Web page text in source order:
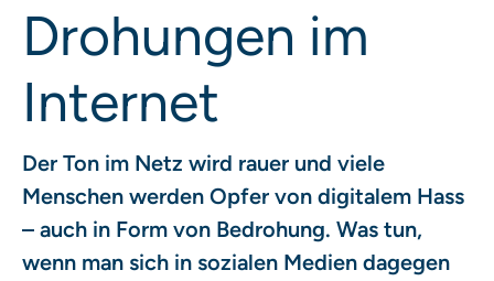
Drohungen im
Internet
Der Ton im Netz wird rauer und viele
Menschen werden Opfer von digitalem Hass
– auch in Form von Bedrohung. Was tun,
wenn man sich in sozialen Medien dagegen